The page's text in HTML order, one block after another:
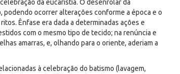
da eucaristia. O desenrolar da
ocorrer alterações conforme a época e o
Ênfase era dada a determinadas ações e
com o mesmo tipo de tecido; na renúncia e
amarras, e, olhando para o oriente, aderiam a
à celebração do batismo (lavagem,